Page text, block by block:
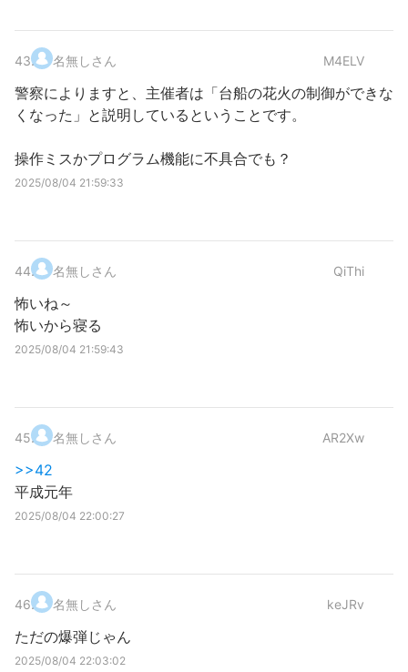
43. 名無しさん M4ELV
警察によりますと、主催者は「台船の花火の制御ができな
くなった」と説明しているということです。
操作ミスかプログラム機能に不具合でも？
2025/08/04 21:59:33
44. 名無しさん QiThi
怖いね～
怖いから寝る
2025/08/04 21:59:43
45. 名無しさん AR2Xw
>>42
平成元年
2025/08/04 22:00:27
46. 名無しさん keJRv
ただの爆弾じゃん
2025/08/04 22:03:02